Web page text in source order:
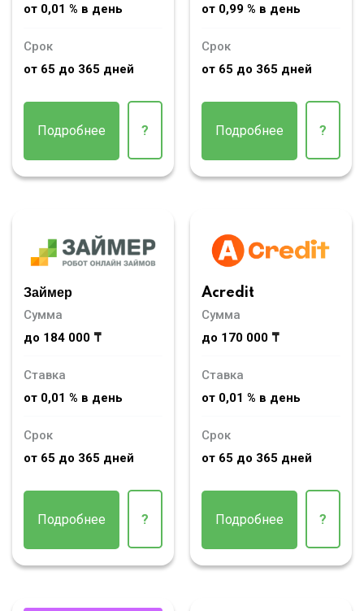
от 0,01 % в день
Срок
от 65 до 365 дней
Подробнее ?
от 0,99 % в день
Срок
от 65 до 365 дней
Подробнее ?
Займер
Сумма
до 184 000 ₸
Ставка
от 0,01 % в день
Срок
от 65 до 365 дней
Подробнее ?
Acredit
Сумма
до 170 000 ₸
Ставка
от 0,01 % в день
Срок
от 65 до 365 дней
Подробнее ?